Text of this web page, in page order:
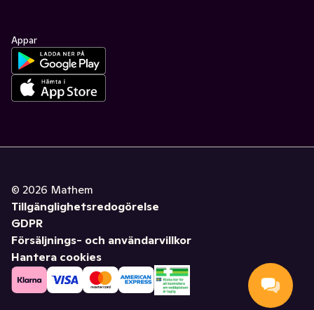
Appar
© 2026 Mathem
Tillgänglighetsredogörelse
GDPR
Försäljnings- och användarvillkor
Hantera cookies